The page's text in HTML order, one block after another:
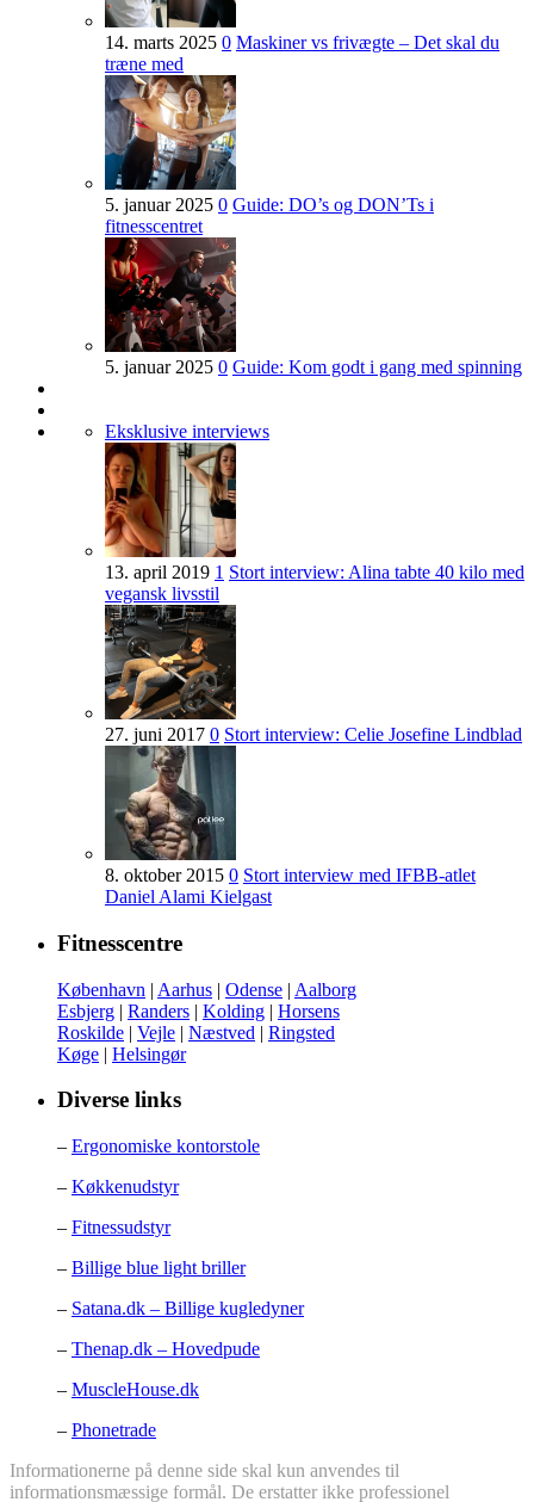
14. marts 2025 0 Maskiner vs frivægte – Det skal du
træne med
5. januar 2025 0 Guide: DO’s og DON’Ts i
fitnesscentret
5. januar 2025 0 Guide: Kom godt i gang med spinning
Eksklusive interviews
13. april 2019 1 Stort interview: Alina tabte 40 kilo med
vegansk livsstil
27. juni 2017 0 Stort interview: Celie Josefine Lindblad
8. oktober 2015 0 Stort interview med IFBB-atlet
Daniel Alami Kielgast
Fitnesscentre
København | Aarhus | Odense | Aalborg
Esbjerg | Randers | Kolding | Horsens
Roskilde | Vejle | Næstved | Ringsted
Køge | Helsingør
Diverse links
– Ergonomiske kontorstole
– Køkkenudstyr
– Fitnessudstyr
– Billige blue light briller
– Satana.dk – Billige kugledyner
– Thenap.dk – Hovedpude
– MuscleHouse.dk
– Phonetrade
Informationerne på denne side skal kun anvendes til
informationsmæssige formål. De erstatter ikke professionel